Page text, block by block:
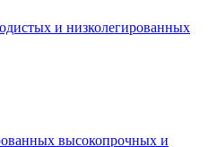
и низколегированных
высокопрочных и